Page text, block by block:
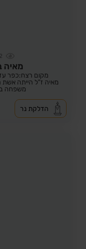
מאיה
מקום רצח:כפר
מאיה ז"ל הייתה אשת
משפחה
הדלקת נר